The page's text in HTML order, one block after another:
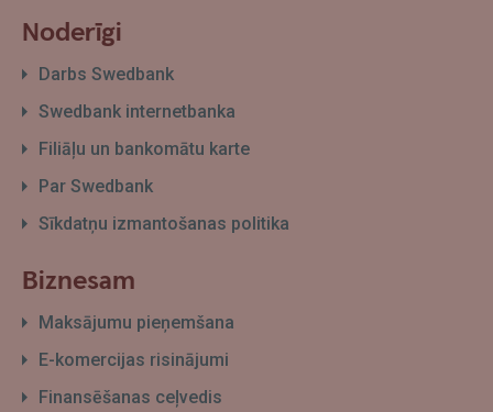
Noderīgi
Darbs Swedbank
Swedbank internetbanka
Filiāļu un bankomātu karte
Par Swedbank
Sīkdatņu izmantošanas politika
Biznesam
Maksājumu pieņemšana
E-komercijas risinājumi
Finansēšanas ceļvedis